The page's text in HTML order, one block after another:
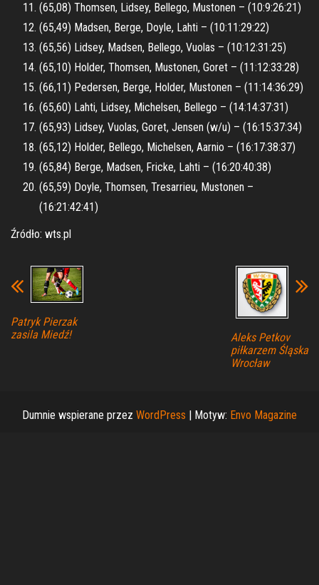
(65,08) Thomsen, Lidsey, Bellego, Mustonen – (10:9:26:21)
(65,49) Madsen, Berge, Doyle, Lahti – (10:11:29:22)
(65,56) Lidsey, Madsen, Bellego, Vuolas – (10:12:31:25)
(65,10) Holder, Thomsen, Mustonen, Goret – (11:12:33:28)
(66,11) Pedersen, Berge, Holder, Mustonen – (11:14:36:29)
(65,60) Lahti, Lidsey, Michelsen, Bellego – (14:14:37:31)
(65,93) Lidsey, Vuolas, Goret, Jensen (w/u) – (16:15:37:34)
(65,12) Holder, Bellego, Michelsen, Aarnio – (16:17:38:37)
(65,84) Berge, Madsen, Fricke, Lahti – (16:20:40:38)
(65,59) Doyle, Thomsen, Tresarrieu, Mustonen –
(16:21:42:41)
Źródło: wts.pl
Patryk Pierzak
zasila Miedź!
Aleks Petkov
piłkarzem Śląska
Wrocław
Dumnie wspierane przez WordPress Motyw: Envo Magazine